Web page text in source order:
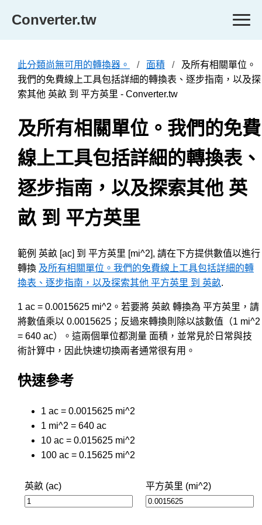
Converter.tw
此分類尚無可用的轉換器。 面積
及所有相關單位。
我們的免費線上工具包括詳細的轉換表、逐步指南，以及探
索其他 英畝 到 平方英里 - Converter.tw
及所有相關單位。我們的免費
線上工具包括詳細的轉換表、
逐步指南，以及探索其他 英
畝 到 平方英里
範例 英畝 [ac] 到 平方英里 [mi^2], 請在下方提供數值以進行
轉換 及所有相關單位。我們的免費線上工具包括詳細的轉
換表、逐步指南，以及探索其他 平方英里 到 英畝.
1 ac = 0.0015625 mi^2。若要將 英畝 轉換為 平方英里，請
將數值乘以 0.0015625；反過來轉換則除以該數值（1 mi^2
= 640 ac）。這兩個單位都測量 面積，並常見於日常與技
術計算中，因此快速切換兩者通常很有用。
快速參考
1 ac = 0.0015625 mi^2
1 mi^2 = 640 ac
10 ac = 0.015625 mi^2
100 ac = 0.15625 mi^2
英畝 (ac) 平方英里 (mi^2)